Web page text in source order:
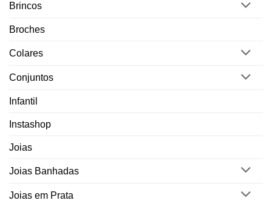
Brincos
Broches
Colares
Conjuntos
Infantil
Instashop
Joias
Joias Banhadas
Joias em Prata